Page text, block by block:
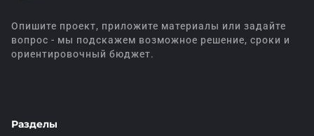
Опишите проект, приложите материалы или задайте
вопрос - мы подскажем возможное решение, сроки и
ориентировочный бюджет.
Разделы